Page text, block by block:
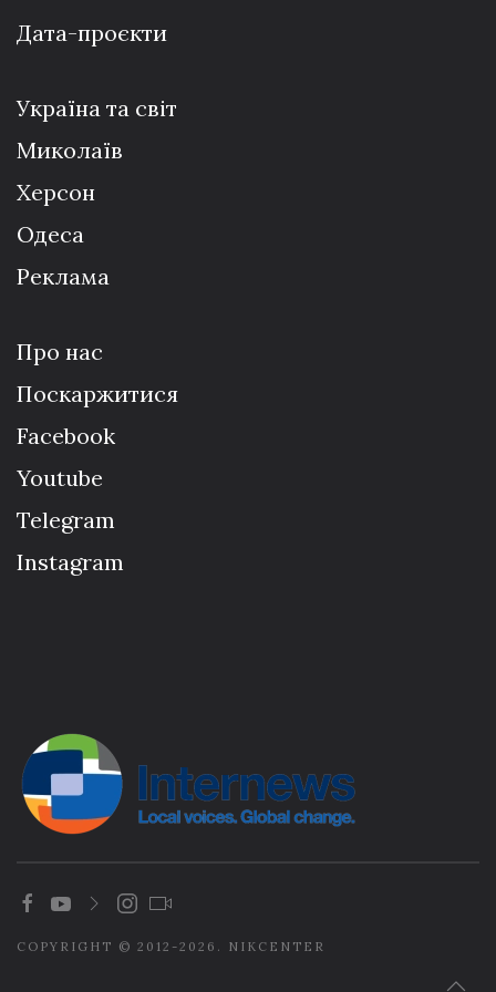
Дата-проєкти
Україна та світ
Миколаїв
Херсон
Одеса
Реклама
Про нас
Поскаржитися
Facebook
Youtube
Telegram
Instagram
COPYRIGHT © 2012-2026. NIKCENTER